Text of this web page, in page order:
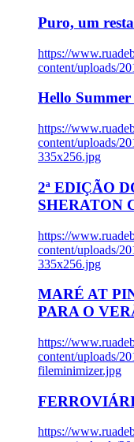
Puro, um
https://
content/uploads/
Hello
https://
content/uploads/
335x256.jpg
2ª EDIÇÃO
SHERATON
https://
content/uploads/
335x256.jpg
MARÉ AT
PARA O
https://
content/uploads/
fileminimizer.jpg
https://